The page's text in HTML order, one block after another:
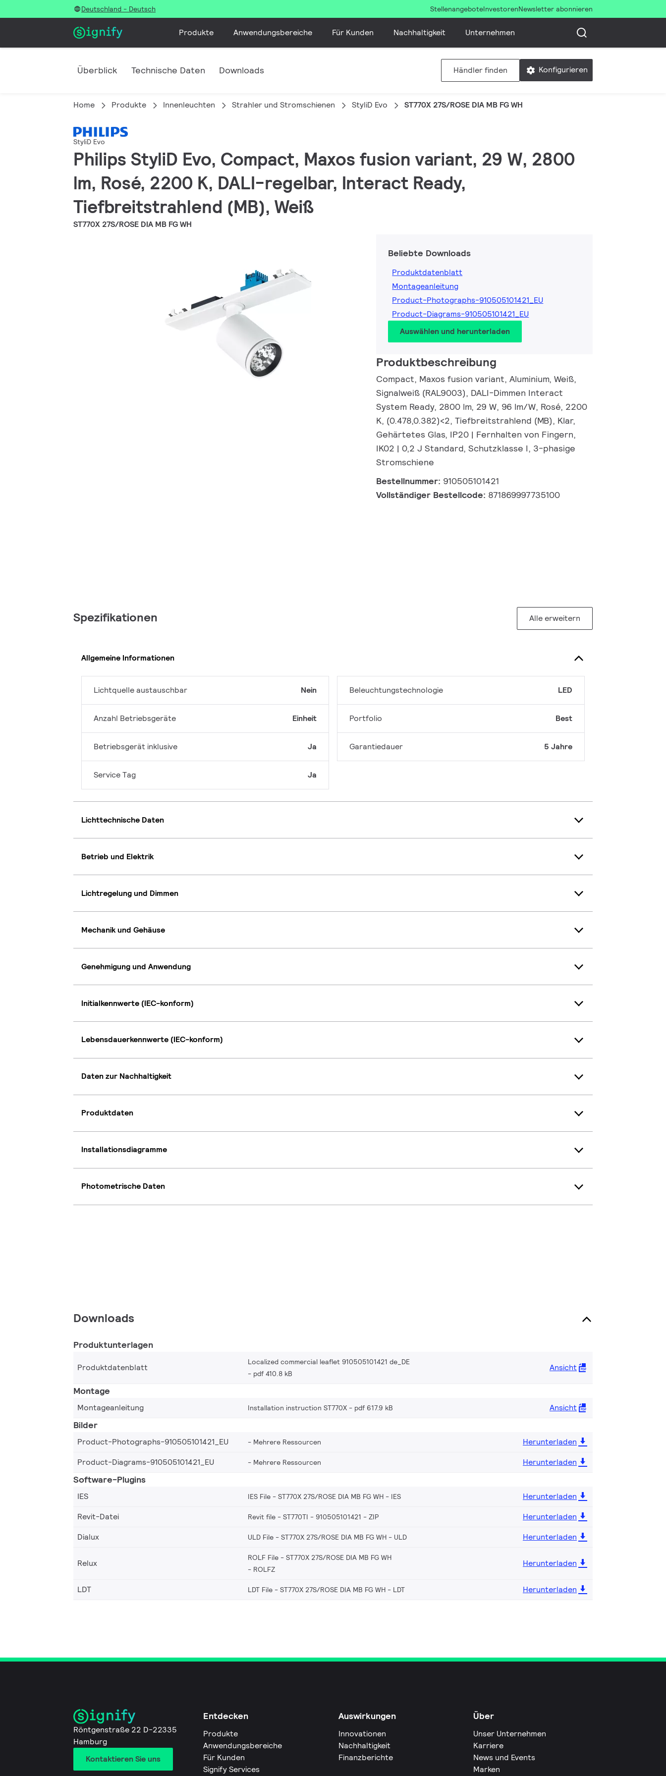
Deutschland - Deutsch StellenangeboteInvestorenNewsletter abonnieren
Produkte Anwendungsbereiche Für Kunden Nachhaltigkeit Unternehmen
Überblick Technische Daten Downloads Händler finden Konfigurieren
Home Produkte Innenleuchten Strahler und Stromschienen StyliD Evo ST770X 27S/ROSE DIA MB FG WH
StyliD Evo
Philips StyliD Evo, Compact, Maxos fusion variant, 29 W, 2800
lm, Rosé, 2200 K, DALI-regelbar, Interact Ready,
Tiefbreitstrahlend (MB), Weiß
ST770X 27S/ROSE DIA MB FG WH
Beliebte Downloads
Produktdatenblatt
Montageanleitung
Product-Photographs-910505101421_EU
Product-Diagrams-910505101421_EU
Auswählen und herunterladen
Produktbeschreibung
Compact, Maxos fusion variant, Aluminium, Weiß,
Signalweiß (RAL9003), DALI-Dimmen Interact
System Ready, 2800 lm, 29 W, 96 lm/W, Rosé, 2200
K, (0.478,0.382)<2, Tiefbreitstrahlend (MB), Klar,
Gehärtetes Glas, IP20 | Fernhalten von Fingern,
IK02 | 0,2 J Standard, Schutzklasse I, 3-phasige
Stromschiene
Bestellnummer: 910505101421
Vollständiger Bestellcode: 871869997735100
Spezifikationen Alle erweitern
Allgemeine Informationen
Lichtquelle austauschbar Nein
Anzahl Betriebsgeräte Einheit
Betriebsgerät inklusive Ja
Service Tag Ja
Beleuchtungstechnologie LED
Portfolio Best
Garantiedauer 5 Jahre
Lichttechnische Daten
Betrieb und Elektrik
Lichtregelung und Dimmen
Mechanik und Gehäuse
Genehmigung und Anwendung
Initialkennwerte (IEC-konform)
Lebensdauerkennwerte (IEC-konform)
Daten zur Nachhaltigkeit
Produktdaten
Installationsdiagramme
Photometrische Daten
Downloads
Produktunterlagen
Produktdatenblatt
Localized commercial leaflet 910505101421 de_DE
pdf 410.8 kB
Ansicht
Montage
Montageanleitung Installation instruction ST770X pdf 617.9 kB Ansicht
Bilder
Product-Photographs-910505101421_EU Mehrere Ressourcen
Herunterladen
Product-Diagrams-910505101421_EU
Mehrere Ressourcen Herunterladen
Software-Plugins
IES IES File - ST770X 27S/ROSE DIA MB FG WH IES
Herunterladen
Revit-Datei
Revit file - ST770TI - 910505101421 ZIP
Herunterladen
Dialux
ULD File - ST770X 27S/ROSE DIA MB FG WH ULD Herunterladen
Relux
ROLF File - ST770X 27S/ROSE DIA MB FG WH
ROLFZ
Herunterladen
LDT LDT File - ST770X 27S/ROSE DIA MB FG WH LDT Herunterladen
Röntgenstraße 22 D-22335
Hamburg
Kontaktieren Sie uns
Entdecken
Produkte
Anwendungsbereiche
Für Kunden
Signify Services
Auswirkungen
Innovationen
Nachhaltigkeit
Finanzberichte
Über
Unser Unternehmen
Karriere
News und Events
Marken